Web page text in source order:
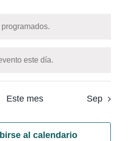
este día.
Este mes Sep
al calendario